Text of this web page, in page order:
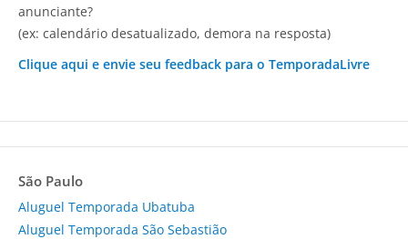
anunciante?
(ex: calendário desatualizado, demora na resposta)
Clique aqui e envie seu feedback para o TemporadaLivre
São Paulo
Aluguel Temporada Ubatuba
Aluguel Temporada São Sebastião